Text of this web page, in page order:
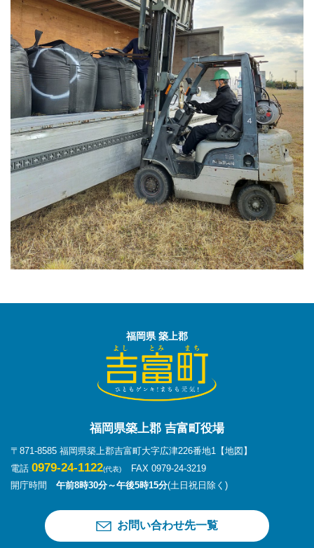
福岡県 築上郡
福岡県築上郡 吉富町役場
〒871-8585 福岡県築上郡吉富町大字広津226番地1
【地図】
電話 0979-24-1122(代表)
FAX 0979-24-3219
開庁時間 午前8時30分～午後5時15分(土日祝日除く)
お問い合わせ先一覧